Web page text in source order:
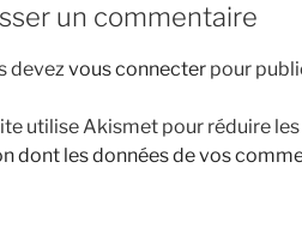
un commentaire
devezvous connecter pour
utilise Akismet pour réduire
dont les données de vos